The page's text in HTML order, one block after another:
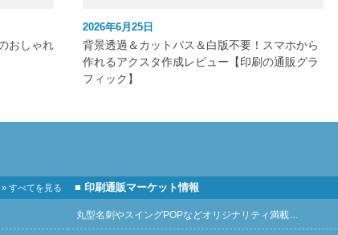
おしゃれ
2026年6月25日
背景透過＆カットパス＆白版不要！スマホから
作れるアクスタ作成レビュー【印刷の通販グラ
フィック】
» すべてを見る ■ 印刷通販マーケット情報
丸型名刺やスイングPOPなどオリジナリティ満載…